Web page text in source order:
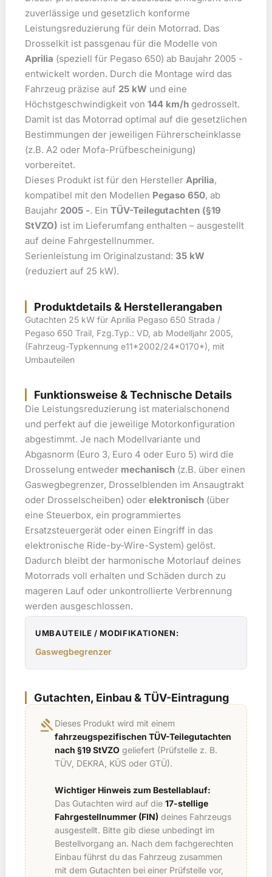
zuverlässige und gesetzlich konforme
Leistungsreduzierung für dein Motorrad. Das
Drosselkit ist passgenau für die Modelle von
Aprilia (speziell für Pegaso 650) ab Baujahr 2005 -
entwickelt worden. Durch die Montage wird das
Fahrzeug präzise auf 25 kW und eine
Höchstgeschwindigkeit von 144 km/h gedrosselt.
Damit ist das Motorrad optimal auf die gesetzlichen
Bestimmungen der jeweiligen Führerscheinklasse
(z.B. A2 oder Mofa-Prüfbescheinigung)
vorbereitet.
Dieses Produkt ist für den Hersteller Aprilia,
kompatibel mit den Modellen Pegaso 650, ab
Baujahr 2005 -. Ein TÜV-Teilegutachten (§19
StVZO) ist im Lieferumfang enthalten – ausgestellt
auf deine Fahrgestellnummer.
Serienleistung im Originalzustand: 35 kW
(reduziert auf 25 kW).
Produktdetails & Herstellerangaben
Gutachten 25 kW für Aprilia Pegaso 650 Strada /
Pegaso 650 Trail, Fzg.Typ.: VD, ab Modelljahr 2005,
(Fahrzeug-Typkennung e11*2002/24*0170*), mit
Umbauteilen
Funktionsweise & Technische Details
Die Leistungsreduzierung ist materialschonend
und perfekt auf die jeweilige Motorkonfiguration
abgestimmt. Je nach Modellvariante und
Abgasnorm (Euro 3, Euro 4 oder Euro 5) wird die
Drosselung entweder mechanisch (z.B. über einen
Gaswegbegrenzer, Drosselblenden im Ansaugtrakt
oder Drosselscheiben) oder elektronisch (über
eine Steuerbox, ein programmiertes
Ersatzsteuergerät oder einen Eingriff in das
elektronische Ride-by-Wire-System) gelöst.
Dadurch bleibt der harmonische Motorlauf deines
Motorrads voll erhalten und Schäden durch zu
mageren Lauf oder unkontrollierte Verbrennung
werden ausgeschlossen.
UMBAUTEILE / MODIFIKATIONEN:
Gaswegbegrenzer
Gutachten, Einbau & TÜV-Eintragung
gavel Dieses Produkt wird mit einem
fahrzeugspezifischen TÜV-Teilegutachten
nach §19 StVZO geliefert (Prüfstelle z. B.
TÜV, DEKRA, KÜS oder GTÜ).
Wichtiger Hinweis zum Bestellablauf:
Das Gutachten wird auf die 17-stellige
Fahrgestellnummer (FIN) deines Fahrzeugs
ausgestellt. Bitte gib diese unbedingt im
Bestellvorgang an. Nach dem fachgerechten
Einbau führst du das Fahrzeug zusammen
mit dem Gutachten bei einer Prüfstelle vor,